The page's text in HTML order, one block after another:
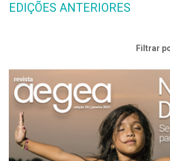
EDIÇÕES ANTERIORES
Filtrar